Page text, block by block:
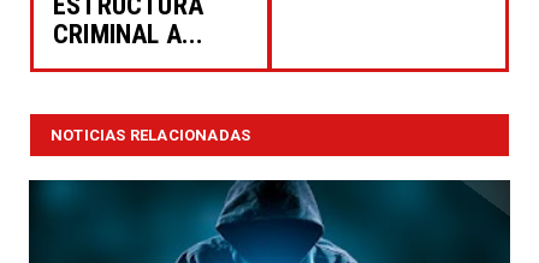
CRIMINAL A...
NOTICIAS RELACIONADAS